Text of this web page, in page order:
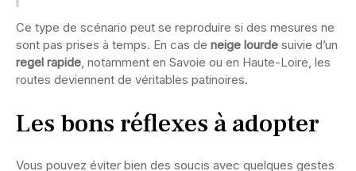
Ce type de scénario peut se reproduire si des mesures ne
sont pas prises à temps. En cas de neige lourde suivie d’un
regel rapide, notamment en Savoie ou en Haute-Loire, les
routes deviennent de véritables patinoires.
Les bons réflexes à adopter
Vous pouvez éviter bien des soucis avec quelques gestes